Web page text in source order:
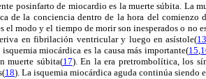
posinfarto de miocardio es la muerte súbita. La
de la conciencia dentro de la hora del comienzo
el modo y el tiempo de morir son inesperados o no
en fibrilación ventricular y luego en asístole(
miocárdica es la causa más importante(15,
muerte súbita(17). En la era pretrombolítica, los
18). La isquemia miocárdica aguda continúa siendo